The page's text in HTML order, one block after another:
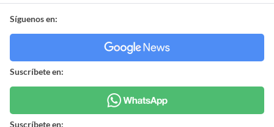
Síguenos en:
Suscríbete en:
Suscríbete en: